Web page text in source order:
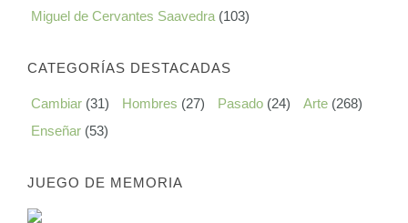
Miguel de Cervantes Saavedra (103)
CATEGORÍAS DESTACADAS
Cambiar (31) Hombres (27) Pasado (24) Arte (268)
Enseñar (53)
JUEGO DE MEMORIA